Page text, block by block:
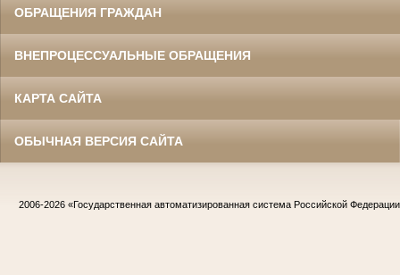
ОБРАЩЕНИЯ ГРАЖДАН
ВНЕПРОЦЕССУАЛЬНЫЕ ОБРАЩЕНИЯ
КАРТА САЙТА
ОБЫЧНАЯ ВЕРСИЯ САЙТА
2006-2026 «Государственная автоматизированная система Российской